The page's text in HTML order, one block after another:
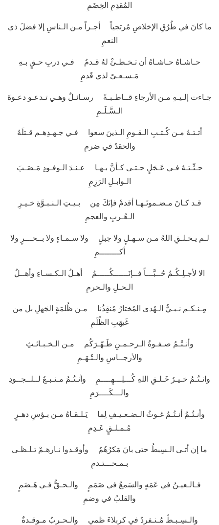
المُقدِمِ الخِضَمِ
ما كانَ في طُرُقِ الإخلاصِ مُرتجياً أجـراً مـن الـناسِ إلا فضلَ ذي
النعمِ
حـاشـاهُ حـاشـاهُ أن تـخـطـئْ لهُ قـدمٌ فـي دربِ حـقٍ بـهِ
مَـسـعـىً لذي قَدمِ
جـاءت إلـيـهِ مـن الأرجاءِ قــاطـبـةً رسـائـلٌ وهـي تـدعـو دعـوةَ
الـسَّـلَـمِ
أتـتـهُ مـن كُـتـبِ الـقـومِ الـذينَ سعوا فـي جـهـدِهـم قـتلَهُ
والحقدُ في ضرمِ
حـثّـتـهُ فـي عَـجَلٍ حـتـى كـأنَّ بـهـا عـنـدَ الـوفـودِ مَـصَـبَ
الـوابـلِ الرَزِمِ
قـد كـانَ مـضـمونَـهـا أقدمْ فإنَكَ مِن بـيـتِ الـنـبـوَّةِ خـيـرِ
الـعُـربِ والعجمِ
لـم يـخـلـقِ اللهُ مـن سـهـلٍ ولا جبلٍ ولا سـمـاءٍ ولا بــحـــرٍ ولا
أكــــــــمِ
الا لأجـلِـكُـمُ حُــبَّـــاً فــإنَــــــكُـــــمُ أهـلُ الـكـسـاءِ وأهــلُ
الـحـلِ والـحرمِ
مِـنـكـم نـبـيُّ الـهُدى المُختارُ مُنقِذُنا مـن ظُلمَةٍ الجَهلِ بل من
غَيهَبِ الظُلَمِ
وأنـتُـمُ صـفـوةُ الـرحـمـنِ طَـهّـرَكُم مـن الـخـبـائـثِ
والأرجــاسِ والـتُـهَـمِ
وانـتُـمُ خـيـرُ خَـلـقِ اللهِ كُـــلِـــهِــــمِ وأنـتُـمُ مـنـبـعٌ لــلــجــودِ
والـــكَــــرَمِ
وأنـتُـمُ أنـتُـمُ غـوثُ الـضـعـيـفِ لِما يَـلـقـاهُ مـن بـؤسِ دهـرٍ
مُـمـلـقٍ عَـدِمِ
ما إن أتـى الـسِبطُ حتى بانَ مَكرُهُمُ وأوقـدوا نـارهـمْ تـلـظـى
بـمـحـــتـدمِ
فـالـعيـنُ في عَمَهٍ والسَمعُ في صَمَمٍ والـحـقُّ فـي هَـضَمٍ
والقلبُ في وضمِ
والـسِـبـطُ مُـنـفردٌ في كربلاءَ ظمي والـحـربُ مـوقـدةٌ